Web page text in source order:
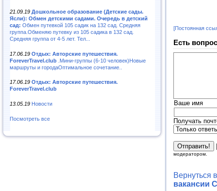
21.09.19 Дошкольное образование (Детские сады.
Ясли): Обмен детскими садами. Очередь в детский
сад: Обмен путевкой 105 садик на 132 сад. Средняя
группа.Обменяю путевку из 105 садика в 132 сад.
Средняя группа от 4-5 лет. Тел...
17.06.19 Отдых: Авторские путешествия.
ForeverTravel.club .Мини-группы (6-10 человек)Новые
маршруты и городаОптимальное сочетание..
17.06.19 Отдых: Авторские путешествия.
ForeverTravel.club
13.05.19 Новости
Посмотреть все
[Постоянная
Есть
Ваше имя
Получать
модератором.
Вернуться
вакансии